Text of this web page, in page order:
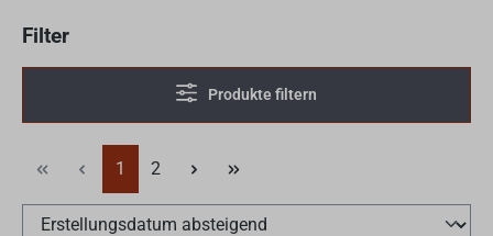
Filter
Produkte filtern
Seite
1 Seite
2